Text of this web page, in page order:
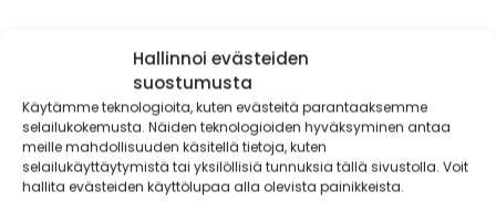
Hallinnoi evästeiden
suostumusta
Käytämme teknologioita, kuten evästeitä parantaaksemme
selailukokemusta. Näiden teknologioiden hyväksyminen antaa
meille mahdollisuuden käsitellä tietoja, kuten
selailukäyttäytymistä tai yksilöllisiä tunnuksia tällä sivustolla. Voit
hallita evästeiden käyttölupaa alla olevista painikkeista.